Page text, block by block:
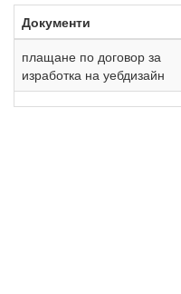
Документи
плащане по договор за
изработка на уебдизайн